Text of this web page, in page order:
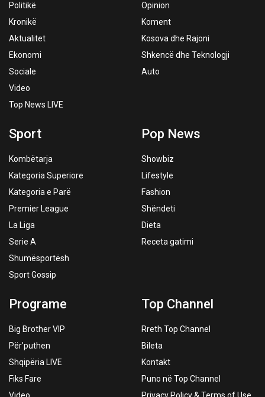
Politikë
Kronikë
Aktualitet
Ekonomi
Sociale
Video
Top News LIVE
Opinion
Koment
Kosova dhe Rajoni
Shkencë dhe Teknologji
Auto
Sport
Kombëtarja
Kategoria Superiore
Kategoria e Parë
Premier League
La Liga
Serie A
Shumësportësh
Sport Gossip
Pop News
Showbiz
Lifestyle
Fashion
Shëndeti
Dieta
Receta gatimi
Programe
Big Brother VIP
Për’puthen
Shqipëria LIVE
Fiks Fare
Top Channel
Rreth Top Channel
Bileta
Kontakt
Puno në Top Channel